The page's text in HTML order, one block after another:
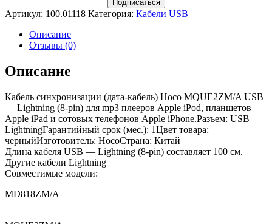
Артикул: 100.01118 Категория: Кабели USB
Описание
Отзывы (0)
Описание
Кабель синхронизации (дата-кабель) Hoco MQUE2ZM/A USB
— Lightning (8-pin) для mp3 плееров Apple iPod, планшетов
Apple iPad и сотовых телефонов Apple iPhone.Разъем: USB —
LightningГарантийный срок (мес.): 1Цвет товара:
черныйИзготовитель: HocoСтрана: Китай
Длина кабеля USB — Lightning (8-pin) составляет 100 см.
Другие кабели Lightning
Совместимые модели:
MD818ZM/A